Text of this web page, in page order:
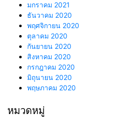
มกราคม 2021
ธันวาคม 2020
พฤศจิกายน 2020
ตุลาคม 2020
กันยายน 2020
สิงหาคม 2020
กรกฎาคม 2020
มิถุนายน 2020
พฤษภาคม 2020
หมวดหมู่